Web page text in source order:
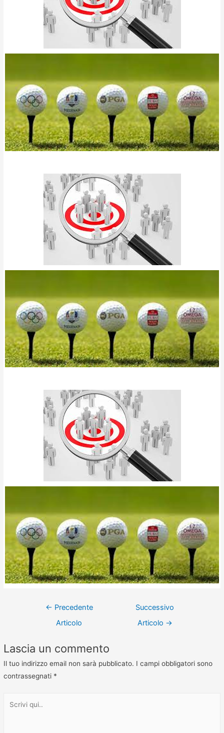
← Precedente
Articolo
Successivo
Articolo →
Lascia un commento
Il tuo indirizzo email non sarà pubblicato. I campi obbligatori sono
contrassegnati *